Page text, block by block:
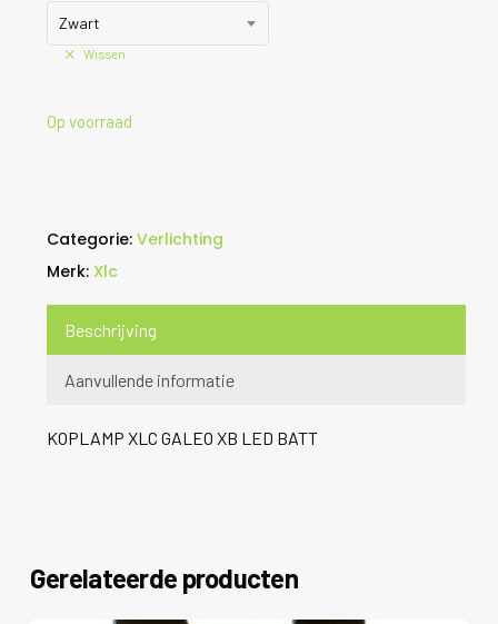
Zwart
Wissen
Op voorraad
Categorie: Verlichting
Merk: Xlc
Beschrijving
Aanvullende informatie
KOPLAMP XLC GALEO XB LED BATT
Gerelateerde producten